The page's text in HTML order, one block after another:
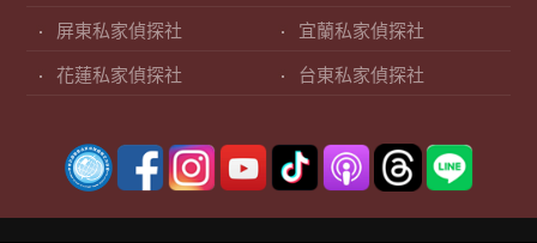
屏東私家偵探社 宜蘭私家偵探社
花蓮私家偵探社 台東私家偵探社